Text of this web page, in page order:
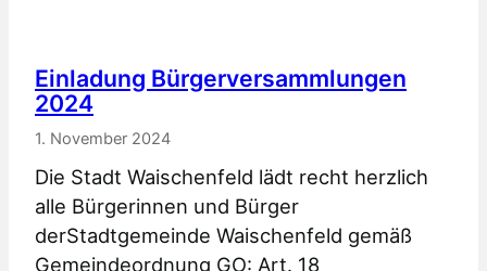
Einladung Bürgerversammlungen
2024
1. November 2024
Die Stadt Waischenfeld lädt recht herzlich
alle Bürgerinnen und Bürger
derStadtgemeinde Waischenfeld gemäß
Gemeindeordnung GO: Art. 18